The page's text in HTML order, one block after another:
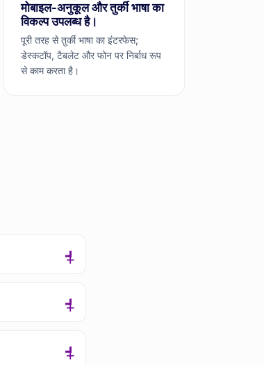
मोबाइल-अनुकूल और तुर्की भाषा का
विकल्प उपलब्ध है।
पूरी तरह से तुर्की भाषा का इंटरफेस;
डेस्कटॉप, टैबलेट और फोन पर निर्बाध रूप
से काम करता है।